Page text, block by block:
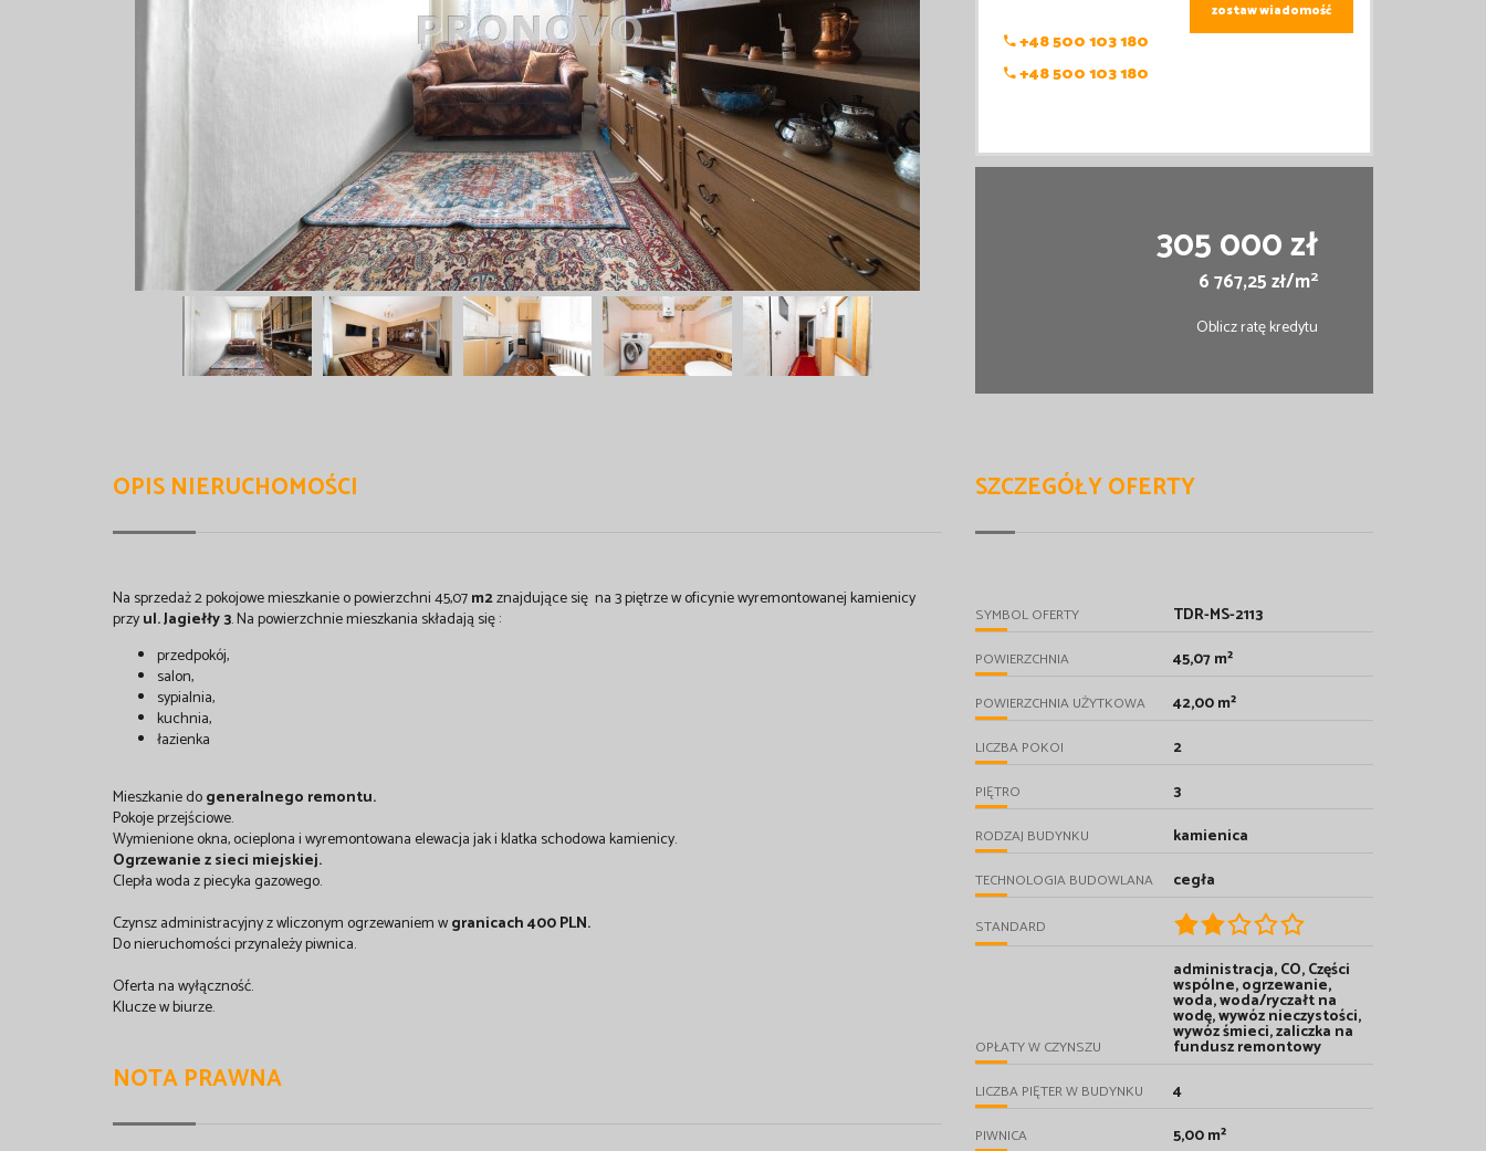
+48 500 103 180
+48 500 103 180
zostaw wiadomość
305 000 zł
6 767,25 zł/m2
Oblicz ratę kredytu
OPIS NIERUCHOMOŚCI
Na sprzedaż 2 pokojowe mieszkanie o powierzchni 45,07m2znajdujące się na 3 piętrze w oficynie wyremontowanej kamienicy
przyul. Jagiełły 3. Na powierzchnie mieszkania składają się :
przedpokój,
salon,
sypialnia,
kuchnia,
łazienka
Mieszkanie dogeneralnego remontu.
Pokoje przejściowe.
Wymienione okna, ocieplona i wyremontowana elewacja jak i klatka schodowa kamienicy.
Ogrzewanie z sieci miejskiej.
CIepła woda z piecyka gazowego.
Czynsz administracyjny z wliczonym ogrzewaniem wgranicach 400 PLN.
Do nieruchomości przynależy piwnica.
Oferta na wyłączność.
Klucze w biurze.
NOTA PRAWNA
SZCZEGÓŁY OFERTY
SYMBOL OFERTY TDR-MS-2113
POWIERZCHNIA 45,07 m²
POWIERZCHNIA UŻYTKOWA 42,00 m²
LICZBA POKOI 2
PIĘTRO 3
RODZAJ BUDYNKU kamienica
TECHNOLOGIA BUDOWLANA cegła
STANDARD
OPŁATY W CZYNSZU
administracja, CO, Części
wspólne, ogrzewanie,
woda, woda/ryczałt na
wodę, wywóz nieczystości,
wywóz śmieci, zaliczka na
fundusz remontowy
LICZBA PIĘTER W BUDYNKU 4
PIWNICA 5,00 m²